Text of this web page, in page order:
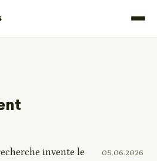
invente le
05.06.2026